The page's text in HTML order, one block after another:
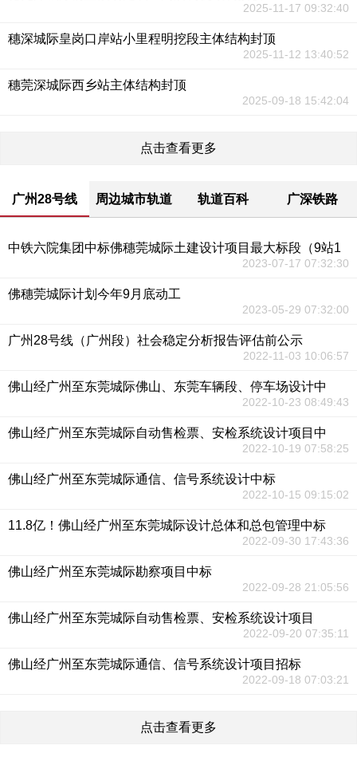
2025-11-17 09:32:40
穗深城际皇岗口岸站小里程明挖段主体结构封顶
2025-11-12 13:40:52
穗莞深城际西乡站主体结构封顶
2025-09-18 15:42:04
点击查看更多
广州28号线 周边城市轨道 轨道百科 广深铁路
中铁六院集团中标佛穗莞城际土建设计项目最大标段（9站1
2023-07-17 07:32:30
佛穗莞城际计划今年9月底动工
2023-05-29 07:32:00
广州28号线（广州段）社会稳定分析报告评估前公示
2022-11-03 10:06:57
佛山经广州至东莞城际佛山、东莞车辆段、停车场设计中
2022-10-23 08:49:43
佛山经广州至东莞城际自动售检票、安检系统设计项目中
2022-10-19 07:58:25
佛山经广州至东莞城际通信、信号系统设计中标
2022-10-15 09:15:02
11.8亿！佛山经广州至东莞城际设计总体和总包管理中标
2022-09-30 17:43:36
佛山经广州至东莞城际勘察项目中标
2022-09-28 21:05:56
佛山经广州至东莞城际自动售检票、安检系统设计项目
2022-09-20 07:35:11
佛山经广州至东莞城际通信、信号系统设计项目招标
2022-09-18 07:03:21
点击查看更多